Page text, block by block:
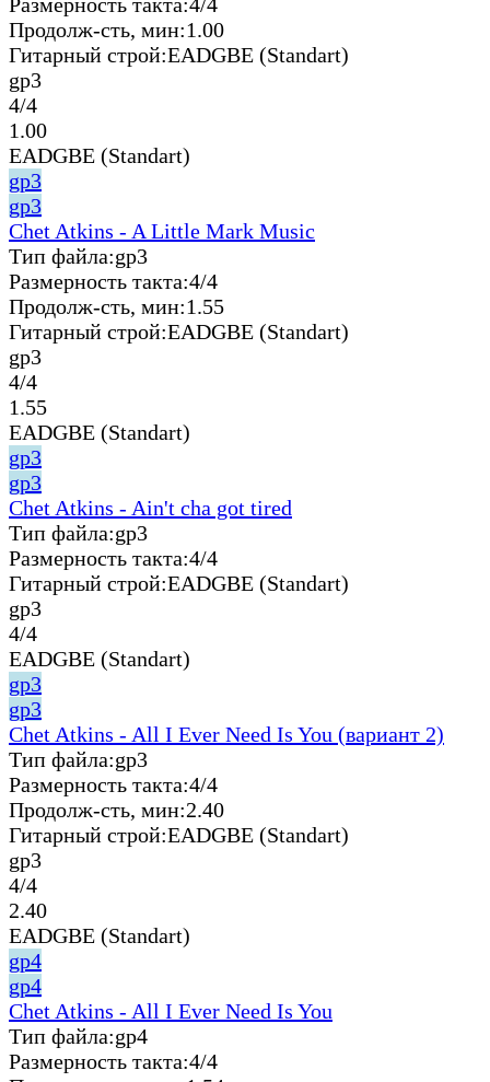
Продолж-сть, мин:1.00
Гитарный строй:EADGBE (Standart)
gp3
4/4
1.00
EADGBE (Standart)
gp3
gp3
Chet Atkins - A Little Mark Music
Тип файла:gp3
Размерность такта:4/4
Продолж-сть, мин:1.55
Гитарный строй:EADGBE (Standart)
gp3
4/4
1.55
EADGBE (Standart)
gp3
gp3
Chet Atkins - Ain't cha got tired
Тип файла:gp3
Размерность такта:4/4
Гитарный строй:EADGBE (Standart)
gp3
4/4
EADGBE (Standart)
gp3
gp3
Chet Atkins - All I Ever Need Is You (вариант 2)
Тип файла:gp3
Размерность такта:4/4
Продолж-сть, мин:2.40
Гитарный строй:EADGBE (Standart)
gp3
4/4
2.40
EADGBE (Standart)
gp4
gp4
Chet Atkins - All I Ever Need Is You
Тип файла:gp4
Размерность такта:4/4